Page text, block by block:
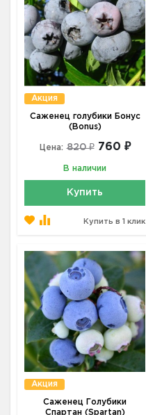
Акция
Саженец голубики Бонус
(Bonus)
Цена: 820 ₽ 760 ₽
В наличии
Купить
Купить в 1 клик
Акция
Саженец Голубики
Спартан (Spartan)